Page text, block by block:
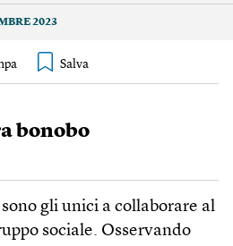
2023
bonobo
gli unici a collaborare al
sociale. Osservando